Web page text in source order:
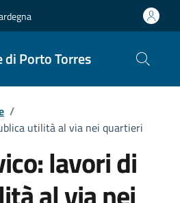
di Porto Torres
/
utilità al via nei quartieri
lavori di